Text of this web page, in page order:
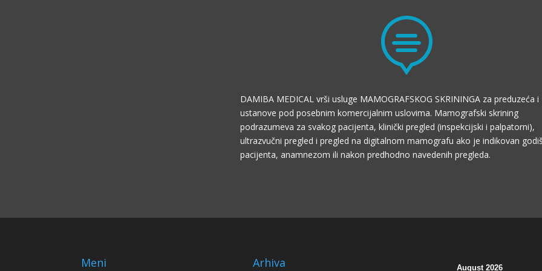

DAMIBA MEDICAL vrši usluge MAMOGRAFSKOG SKRININGA za preduzeća i
ustanove pod posebnim komercijalnim uslovima. Mamografski skrining
podrazumeva za svakog pacijenta, klinički pregled (inspekcijski i palpatorni),
ultrazvučni pregled i pregled na digitalnom mamografu ako je indikovan
pacijenta, anamnezom ili nakon predhodno navedenih pregleda.
Meni Arhiva August 2026